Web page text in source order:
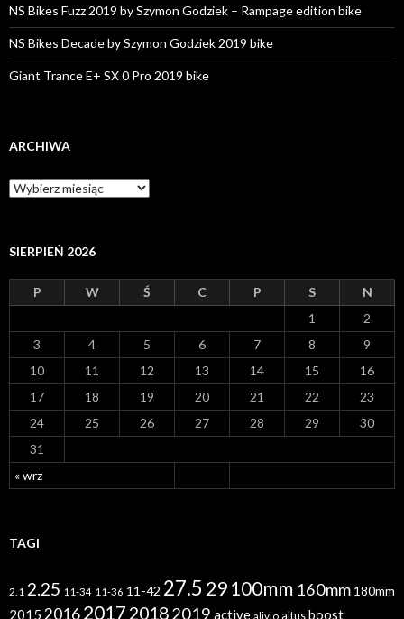
NS Bikes Fuzz 2019 by Szymon Godziek – Rampage edition bike
NS Bikes Decade by Szymon Godziek 2019 bike
Giant Trance E+ SX 0 Pro 2019 bike
ARCHIWA
A
r
i
a
SIERPIEŃ 2026
P W Ś C P S N
« wrz
1
2
3
4 5 6 7 8
9
10
11 12 13 14 15
16
17
18 19 20 21 22
23
24
25 26 27 28 29
30
31
TAGI
2.1 2.25 11-34 11-36 11-42 27.5 29 100mm 160mm 180mm
2015 20162017 20182019 active alivio altus boost